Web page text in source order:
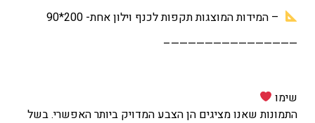
– המידות המוצגות תקפות לכנף וילון אחת- 200*90
———————————————–
שימו
התמונות שאנו מציגים הן הצבע המדויק ביותר האפשרי. בשל